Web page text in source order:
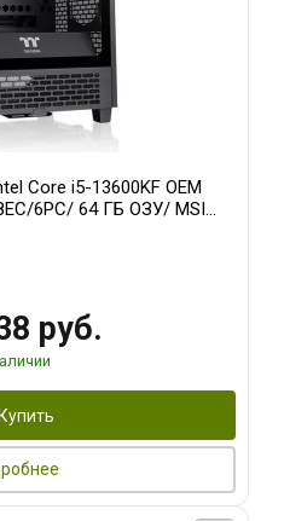
Core i5-13600KF OEM
6PC/ 64 ГБ ОЗУ/ MSI
GDDR7 256bit 3xDP
руб.
Купить